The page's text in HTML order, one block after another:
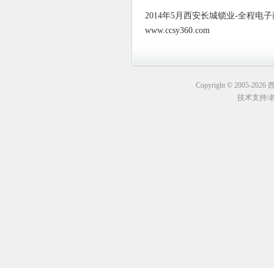
2014年5月西安长城锁业-全程电
www.ccsy360.com
Copyright © 2005-2026
技术支持/